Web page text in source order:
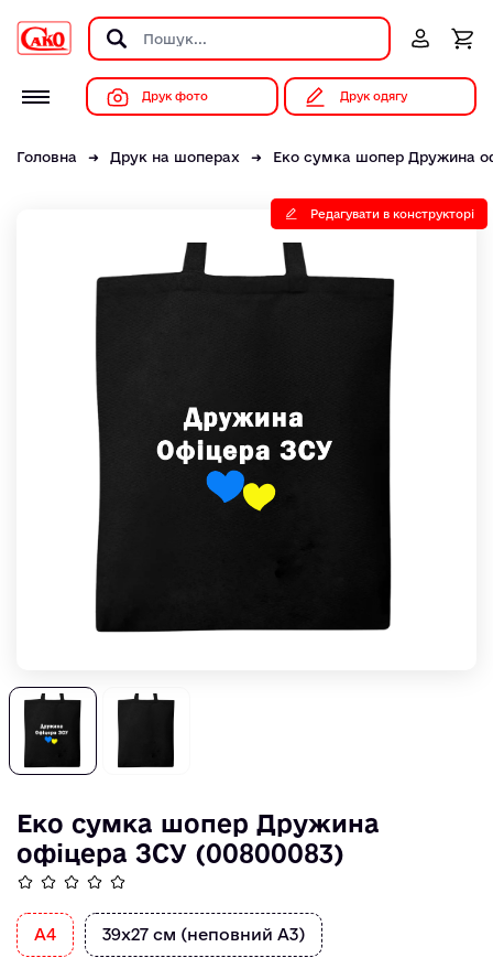
Друк фото Друк одягу
Головна Друк на шоперах Еко сумка шопер Дружина
Редагувати в конструкторі
Еко сумка шопер Дружина
офіцера ЗСУ (00800083)
A4 39х27 см (неповний А3)